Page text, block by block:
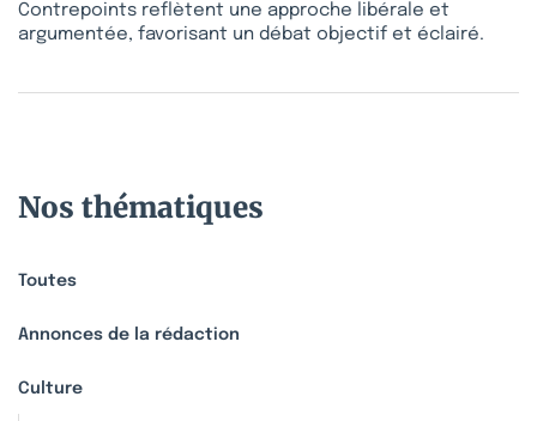
Contrepoints reflètent une approche libérale et
argumentée, favorisant un débat objectif et éclairé.
Nos thématiques
Toutes
Annonces de la rédaction
Culture